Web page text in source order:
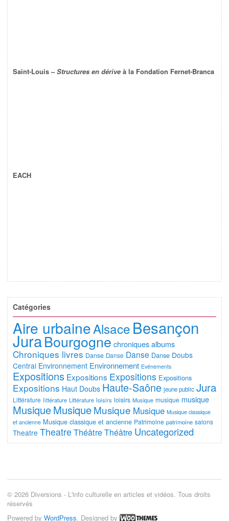
Saint-Louis –Structures en dérive à la Fondation Fernet-Branca
EACH
Catégories
Aire urbaineAlsace Besançon
JuraBourgogne chroniques albums
Chroniques livres Danse Danse Danse Danse Doubs
Central Environnement Environnement Evénements
Expositions Expositions Expositions Expositions
Expositions Haut Doubs Haute-Saône jeune public Jura
Littérature littérature Littérature loisirs loisirs Musique musique musique
MusiqueMusiqueMusique Musique Musique classique
et ancienne Musique classique et ancienne Patrimoine patrimoine salons
Theatre Theatre ThéâtreThéâtre Uncategorized
© 2026 Diversions - L'info culturelle en articles et vidéos. Tous droits
réservés
Powered by WordPress. Designed by